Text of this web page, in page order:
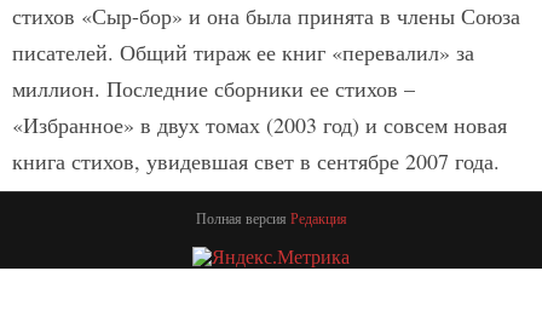
стихов «Сыр-бор» и она была принята в члены Союза
писателей. Общий тираж ее книг «перевалил» за
миллион. Последние сборники ее стихов –
«Избранное» в двух томах (2003 год) и совсем новая
книга стихов, увидевшая свет в сентябре 2007 года.
Полная версия Редакция